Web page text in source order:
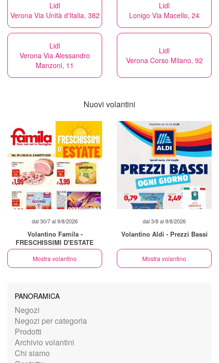
Lidl
Verona Via Unità d'Italia, 382
Lidl
Lonigo Via Macello, 24
Lidl
Verona Via Alessandro
Manzoni, 11
Lidl
Verona Corso Milano, 92
Nuovi volantini
dal 30/7 al 9/8/2026
Volantino Famila -
FRESCHISSIMI D'ESTATE
Mostra volantino
dal 3/8 al 9/8/2026
Volantino Aldi - Prezzi Bassi
Mostra volantino
PANORAMICA
Negozi
Negozi per categoria
Prodotti
Archivio volantini
Chi siamo